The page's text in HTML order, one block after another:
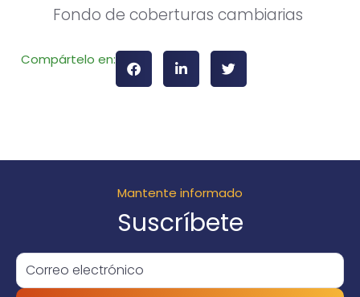
Fondo de coberturas cambiarias
Compártelo en:
Mantente informado
Suscríbete